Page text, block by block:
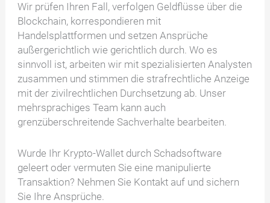
Wir prüfen Ihren Fall, verfolgen Geldflüsse über die
Blockchain, korrespondieren mit
Handelsplattformen und setzen Ansprüche
außergerichtlich wie gerichtlich durch. Wo es
sinnvoll ist, arbeiten wir mit spezialisierten Analysten
zusammen und stimmen die strafrechtliche Anzeige
mit der zivilrechtlichen Durchsetzung ab. Unser
mehrsprachiges Team kann auch
grenzüberschreitende Sachverhalte bearbeiten.
Wurde Ihr Krypto-Wallet durch Schadsoftware
geleert oder vermuten Sie eine manipulierte
Transaktion? Nehmen Sie Kontakt auf und sichern
Sie Ihre Ansprüche.